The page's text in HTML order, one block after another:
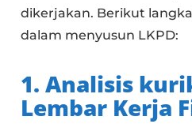
dikerjakan. Berikut
dalam menyusun LKPD:
1. Analisis
Lembar Kerja